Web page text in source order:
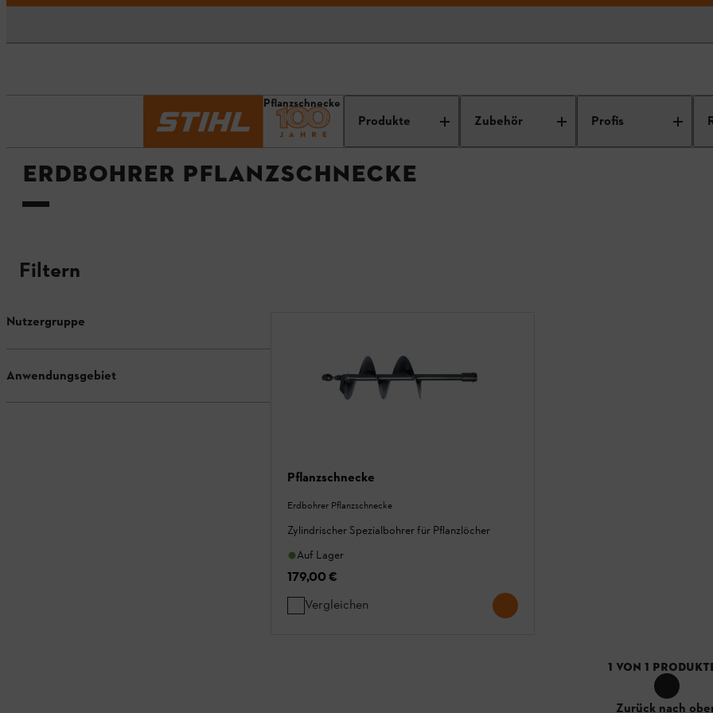
Produkte Zubehör Profis
Erdbohrer Pflanzschnecke
ERDBOHRER PFLANZSCHNECKE
Filtern
Nutzergruppe
Anwendungsgebiet
Pflanzschnecke
Erdbohrer Pflanzschnecke
Zylindrischer Spezialbohrer für Pflanzlöcher
Auf Lager
179,00 €
Vergleichen
1 VON 1
Zurück nach